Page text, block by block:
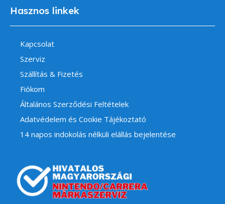
Hasznos linkek
Kapcsolat
Szerviz
Szállítás & Fizetés
Fiókom
Általános Szerződési Feltételek
Adatvédelem és Cookie Tájékoztató
14 napos indokolás nélküli elállás bejelentése